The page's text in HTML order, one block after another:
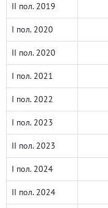
II пол. 2019
I пол. 2020
II пол. 2020
I пол. 2021
I пол. 2022
I пол. 2023
II пол. 2023
I пол. 2024
II пол. 2024